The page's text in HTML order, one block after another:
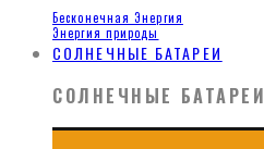
Бесконечная Энергия
Энергия природы
СОЛНЕЧНЫЕ БАТАРЕИ
СОЛНЕЧНЫЕ БАТАРЕИ